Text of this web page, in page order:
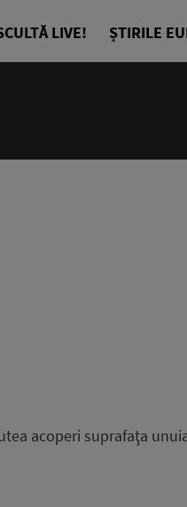
LIVE! ȘTIRILE
acoperi suprafaţa